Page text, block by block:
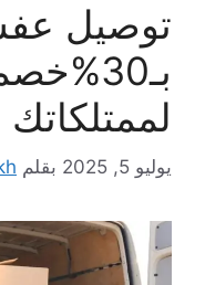
توصيل
لممتلكاتك
يوليو 5, 2025 بقلم